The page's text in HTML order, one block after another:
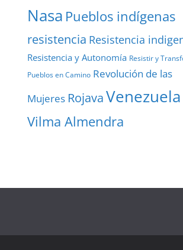
Nasa Pueblos indígenas
resistencia Resistencia
Resistencia y Autonomía Resistir y
Pueblos en Camino Revolución de las
Mujeres RojavaVenezuela
Vilma Almendra